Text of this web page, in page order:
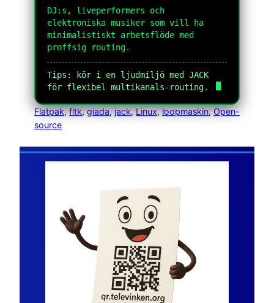
DJ:s, liveperformers och
elektroniska musiker som vill ha
minimalistiskt arbetsflöde med
proffsig routing.
Tips: kör i en ljudmiljö med JACK
för flexibel multikanals-routing.
Flatpak, fltk, giada, jack, Linux, loopmaskin, Open-
source